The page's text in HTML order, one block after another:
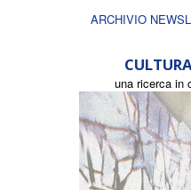
ARCHIVIO
una ricerca in